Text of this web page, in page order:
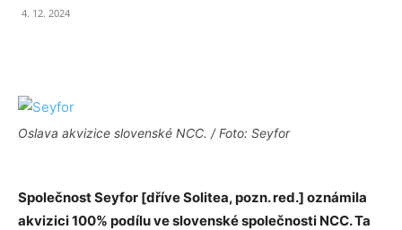
4. 12. 2024
Oslava akvizice slovenské NCC. / Foto: Seyfor
Společnost Seyfor [dříve Solitea, pozn. red.] oznámila
akvizici 100% podílu ve slovenské společnosti NCC. Ta